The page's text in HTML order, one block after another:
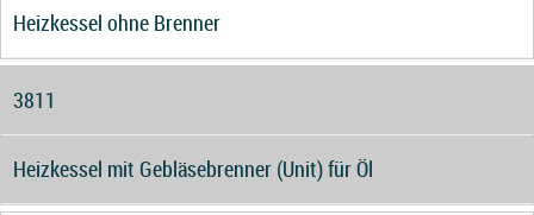
Heizkessel ohne Brenner
3811
Heizkessel mit Gebläsebrenner (Unit) für Öl